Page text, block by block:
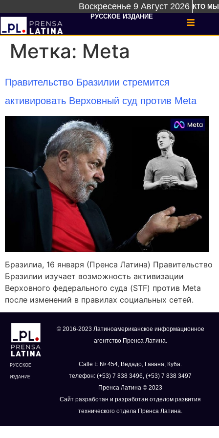
Воскресенье 9 Август 2026 КТО МЫ
РУССКОЕ ИЗДАНИЕ
Метка: Meta
Правительство Бразилии стремится
активировать Верховный суд против Meta
Бразилиа, 16 января (Пренса Латина) Правительство
Бразилии изучает возможность активизации
Верховного федерального суда (STF) против Meta
после изменений в правилах социальных сетей.
РУССКОЕ
ИЗДАНИЕ
© 2016-2023 Латиноамериканское информационное
агентство Пренса Латина.
Calle E № 454, Ведадо, Гавана, Куба.
телефон: (+53) 7 838 3496, (+53) 7 838 3497
Пренса Латина © 2023
Сайт разработан и разработан отделом развития
технического отдела Пренса Латина.